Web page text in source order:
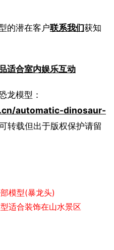
的潜在客户联系我们获知
适合室内娱乐互动
龙模型：
automatic-dinosaur-
转载但出于版权保护请留
模型(暴龙头)
适合装饰在山水景区